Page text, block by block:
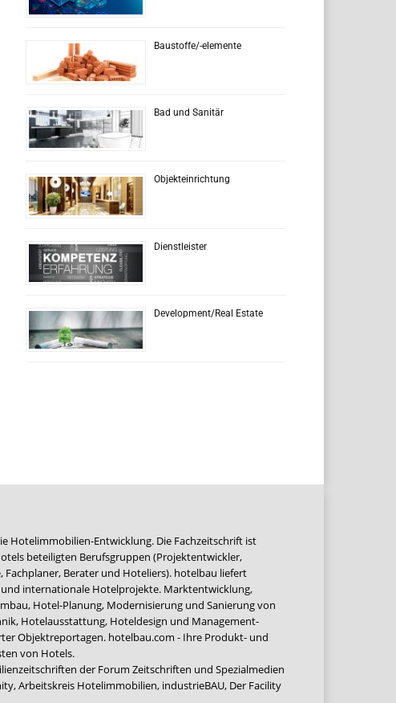
Baustoffe/-elemente
Bad und Sanitär
Objekteinrichtung
Dienstleister
Development/Real Estate
Hotelimmobilien-Entwicklung. Die Fachzeitschrift ist
beteiligten Berufsgruppen (Projektentwickler,
Berater und Hoteliers). hotelbau liefert
internationale Hotelprojekte. Marktentwicklung,
Hotel-Planung, Modernisierung und Sanierung von
Hotelausstattung, Hoteldesign und Management-
Objektreportagen. hotelbau.com - Ihre Produkt- und
von Hotels.
der Forum Zeitschriften und Spezialmedien
,Arbeitskreis Hotelimmobilien, industrieBAU, Der Facility